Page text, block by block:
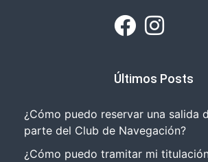
Últimos Posts
¿Cómo puedo reservar una salida
parte del Club de Navegación?
¿Cómo puedo tramitar mi